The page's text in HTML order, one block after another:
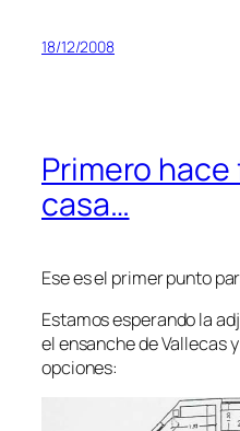
18/12/2008
Primero
casa…
Ese es el primer punto
Estamos esperando la
el ensanche de Vallecas
opciones: